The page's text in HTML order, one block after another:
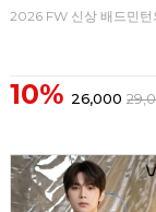
2026 FW 신상 배드민턴
10% 26,000